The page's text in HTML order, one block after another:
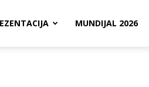
MUNDIJAL 2026